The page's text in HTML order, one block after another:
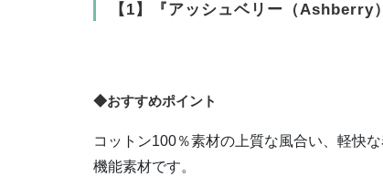
【1】『アッシュベリー（Ashberry
◆おすすめポイント
コットン100％素材の上質な風合い、軽快
機能素材です。